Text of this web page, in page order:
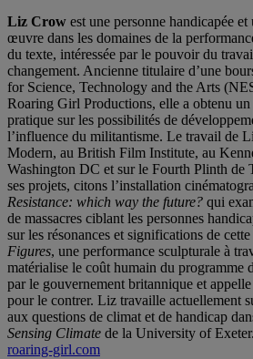
Liz Crow est une personne handicapée
œuvre dans les domaines de la
du texte, intéressée par le pouvoir du
changement. Ancienne titulaire d’une
for Science, Technology and the Arts
Roaring Girl Productions, elle a obtenu
pratique sur les possibilités de
l’influence du militantisme. Le travail de
Modern, au British Film Institute, au
Washington DC et sur le Fourth Plinth de
ses projets, citons l’installation
Resistance: which way the future? qui
de massacres ciblant les personnes
sur les résonances et significations de
Figures, une performance sculpturale à
matérialise le coût humain du programme
par le gouvernement britannique et
pour le contrer. Liz travaille actuellement
aux questions de climat et de handicap
Sensing Climate de la University of Exeter.
roaring-girl.com